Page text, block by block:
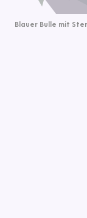
Blauer Bulle mit